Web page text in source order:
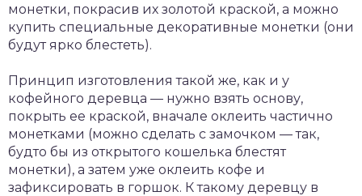
монетки, покрасив их золотой краской, а можно
купить специальные декоративные монетки (они
будут ярко блестеть).
Принцип изготовления такой же, как и у
кофейного деревца — нужно взять основу,
покрыть ее краской, вначале оклеить частично
монетками (можно сделать с замочком — так,
будто бы из открытого кошелька блестят
монетки), а затем уже оклеить кофе и
зафиксировать в горшок. К такому деревцу в